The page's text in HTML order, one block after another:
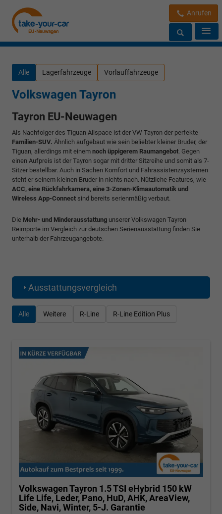
Anrufen
Alle Lagerfahrzeuge Vorlauffahrzeuge
Volkswagen Tayron
Tayron EU-Neuwagen
Als Nachfolger des Tiguan Allspace ist der VW Tayron der perfekte
Familien-SUV. Ähnlich aufgebaut wie sein beliebter kleiner Bruder, der
Tiguan, allerdings mit einem noch üppigerem Raumangebot . Gegen
einen Aufpreis ist der Tayron sogar mit dritter Sitzreihe und somit als 7-
Sitzer bestellbar. Auch in Sachen Komfort und Fahrassistenzsystemen
steht er seinem kleinen Bruder in nichts nach. Nützliche Features, wie
ACC, eine Rückfahrkamera, eine 3-Zonen-Klimaautomatik und
Wireless App-Connect sind bereits serienmäßig verbaut.
Die Mehr- und Minderausstattung unserer Volkswagen Tayron
Reimporte im Vergleich zur deutschen Serienausstattung finden Sie
unterhalb der Fahrzeugangebote.
Ausstattungsvergleich
Alle Weitere R-Line R-Line Edition Plus
Volkswagen Tayron 1.5 TSI eHybrid 150 kW
Life Life, Leder, Pano, HuD, AHK, AreaView,
Side, Navi, Winter, 5-J. Garantie